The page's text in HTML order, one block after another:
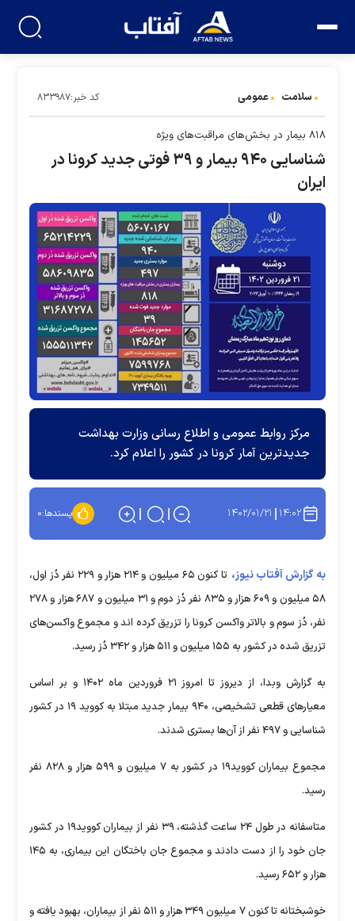
سلامت عمومی کد خبر:۸۳۳۹۸۷
۸۱۸ بیمار در بخش‌های مراقبت‌های ویژه
شناسایی ۹۴۰ بیمار و ۳۹ فوتی جدید کرونا در
ایران
مرکز روابط عمومی و اطلاع رسانی وزارت بهداشت
جدیدترین آمار کرونا در کشور را اعلام کرد.
۱۴:۰۲ ۱۴۰۲/۰۱/۲۱ پسندها:۰
به گزارش آفتاب نیوز،
تا کنون ۶۵ میلیون و ۲۱۴ هزار و ۲۲۹ نفر دُز اول،
۵۸ میلیون و ۶۰۹ هزار و ۸۳۵ نفر دُز دوم و ۳۱ میلیون و ۶۸۷ هزار و ۲۷۸
نفر، دُز سوم و بالاتر واکسن کرونا را تزریق کرده اند و مجموع واکسن‌های
تزریق شده در کشور به ۱۵۵ میلیون و ۵۱۱ هزار و ۳۴۲ دُز رسید.
به گزارش وبدا، از دیروز تا امروز ۲۱ فروردین ماه ۱۴۰۲ و بر اساس
معیار‌های قطعی تشخیصی، ۹۴۰ بیمار جدید مبتلا به کووید ۱۹ در کشور
شناسایی و ۴۹۷ نفر از آن‌ها بستری شدند.
مجموع بیماران کووید۱۹ در کشور به ۷ میلیون و ۵۹۹ هزار و ۸۲۸ نفر
رسید.
متاسفانه در طول ۲۴ ساعت گذشته، ۳۹ نفر از بیماران کووید۱۹ در کشور
جان خود را از دست دادند و مجموع جان باختگان این بیماری، به ۱۴۵
هزار و ۶۵۲ رسید.
خوشبختانه تا کنون ۷ میلیون ۳۴۹ هزار و ۵۱۱ نفر از بیماران، بهبود یافته و